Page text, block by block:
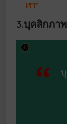
เรา”
3.บุคลิกภา